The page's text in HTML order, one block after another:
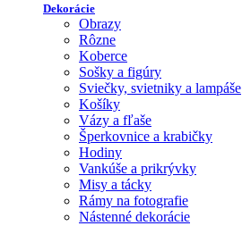
Dekorácie
Obrazy
Rôzne
Koberce
Sošky a figúry
Sviečky, svietniky a lampáše
Košíky
Vázy a fľaše
Šperkovnice a krabičky
Hodiny
Vankúše a prikrývky
Misy a tácky
Rámy na fotografie
Nástenné dekorácie